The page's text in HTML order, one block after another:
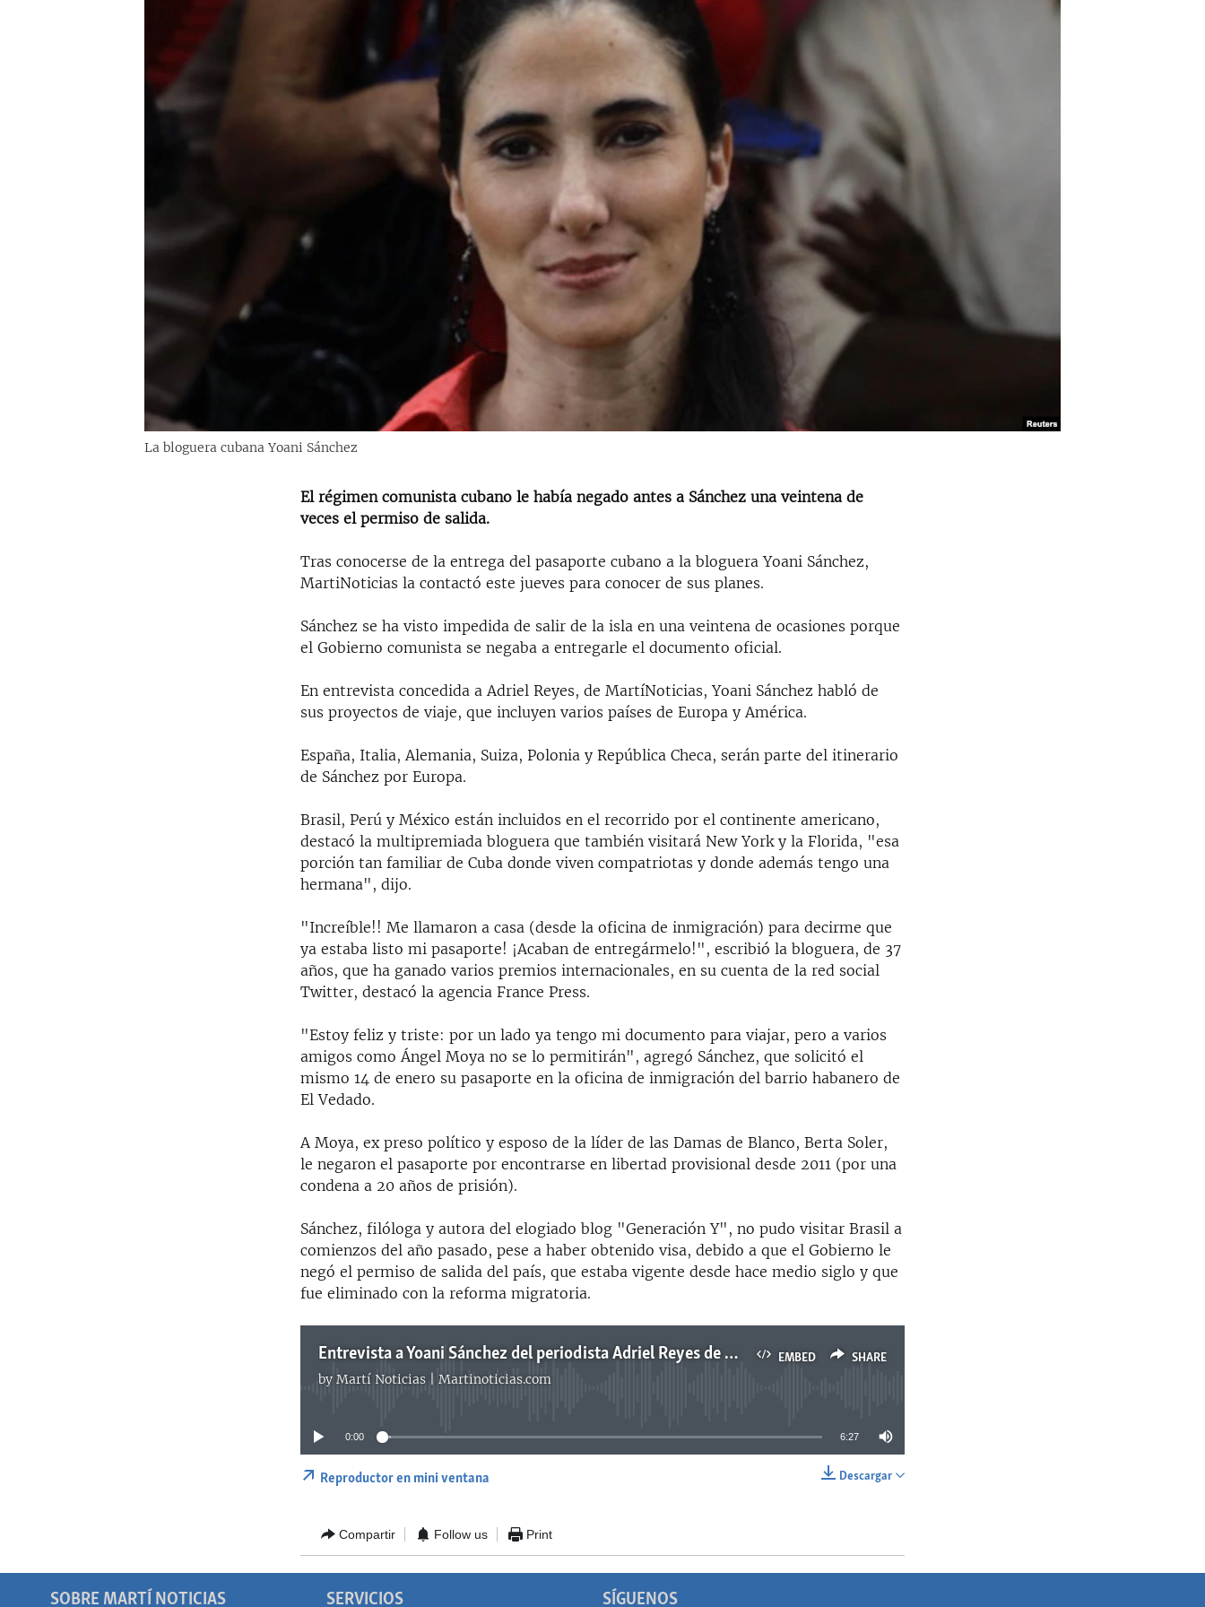
LA REALIDAD DE LA VIVIENDA EN
LA INVASIÓN DE RUSIA A UCRANIA
La bloguera cubana Yoani Sánchez
El régimen comunista cubano le había negado antes a Sánchez una veintena de
veces el permiso de salida.
Tras conocerse de la entrega del pasaporte cubano a la bloguera Yoani Sánchez,
MartiNoticias la contactó este jueves para conocer de sus planes.
Sánchez se ha visto impedida de salir de la isla en una veintena de ocasiones porque
el Gobierno comunista se negaba a entregarle el documento oficial.
En entrevista concedida a Adriel Reyes, de MartíNoticias, Yoani Sánchez habló de
sus proyectos de viaje, que incluyen varios países de Europa y América.
España, Italia, Alemania, Suiza, Polonia y República Checa, serán parte del itinerario
de Sánchez por Europa.
Brasil, Perú y México están incluidos en el recorrido por el continente americano,
destacó la multipremiada bloguera que también visitará New York y la Florida, "esa
porción tan familiar de Cuba donde viven compatriotas y donde además tengo una
hermana", dijo.
"Increíble!! Me llamaron a casa (desde la oficina de inmigración) para decirme que
ya estaba listo mi pasaporte! ¡Acaban de entregármelo!", escribió la bloguera, de 37
años, que ha ganado varios premios internacionales, en su cuenta de la red social
Twitter, destacó la agencia France Press.
"Estoy feliz y triste: por un lado ya tengo mi documento para viajar, pero a varios
amigos como Ángel Moya no se lo permitirán", agregó Sánchez, que solicitó el
mismo 14 de enero su pasaporte en la oficina de inmigración del barrio habanero de
El Vedado.
A Moya, ex preso político y esposo de la líder de las Damas de Blanco, Berta Soler,
le negaron el pasaporte por encontrarse en libertad provisional desde 2011 (por una
condena a 20 años de prisión).
Sánchez, filóloga y autora del elogiado blog "Generación Y", no pudo visitar Brasil a
comienzos del año pasado, pese a haber obtenido visa, debido a que el Gobierno le
negó el permiso de salida del país, que estaba vigente desde hace medio siglo y que
fue eliminado con la reforma migratoria.
EMBED SHARE
Entrevista a Yoani Sánchez del periodista Adriel Reyes de Martí Noticias
byMartí Noticias | Martinoticias.com
No media source currently available
0:00 6:27
Descargar
Reproductor en mini ventana
Compartir Follow us Print
SÍGUENOS
SOBRE MARTÍ NOTICIAS SERVICIOS